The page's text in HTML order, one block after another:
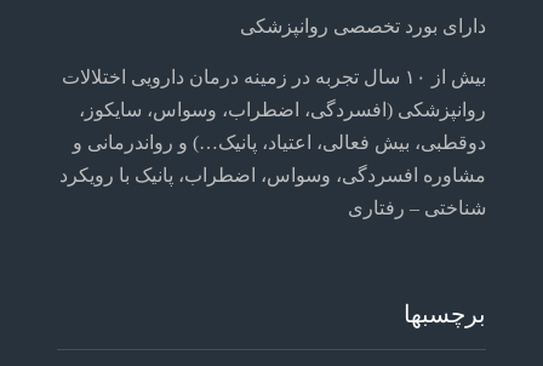
دارای بورد تخصصی روانپزشکی
بیش از ۱۰ سال تجربه در زمینه درمان دارویی اختلالات
روانپزشکی (افسردگی، اضطراب، وسواس، سایکوز،
دوقطبی، بیش فعالی، اعتیاد، پانیک…) و رواندرمانی و
مشاوره افسردگی، وسواس، اضطراب، پانیک با رویکرد
شناختی – رفتاری
برچسبها